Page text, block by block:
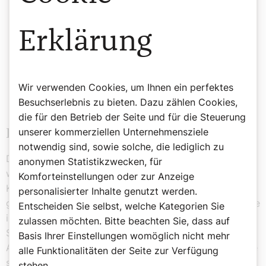
Rivale Mozarts.“
Ursula Magnes, Musikchefin
Stephansdom
Das Salieri-Jahr 2025
Die Wiederentdeckung Salieris zeigt, dass er weit mehr
war als nur Mozarts Rivale. Er war ein brillanter
Komponist, ein einflussreicher Lehrer und ein
geschickter Diplomat am Wiener Hof. Ein Schüler nannte
ihn sogar „einen Diplomaten wie den französischen
Staatsmann Talleyrand“, führt Ursula Magnes aus.
Antonio Salieris Vermächtnis ist in Wien – wo er beinahe
sechs Jahrzehnte seines Lebens verbrachte –
Erklärung
Wir verwenden Cookies, um Ihnen ein perfektes
Besuchserlebnis zu bieten. Dazu zählen Cookies,
die für den Betrieb der Seite und für die Steuerung
unserer kommerziellen Unternehmensziele
notwendig sind, sowie solche, die lediglich zu
anonymen Statistikzwecken, für
Komforteinstellungen oder zur Anzeige
personalisierter Inhalte genutzt werden.
Entscheiden Sie selbst, welche Kategorien Sie
zulassen möchten. Bitte beachten Sie, dass auf
Basis Ihrer Einstellungen womöglich nicht mehr
alle Funktionalitäten der Seite zur Verfügung